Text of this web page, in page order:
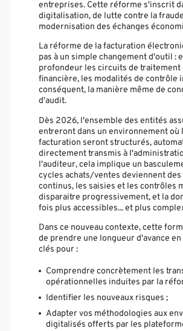
entreprises. Cette réforme s'inscrit
digitalisation, de lutte contre la fraude
modernisation des échanges
La réforme de la facturation
pas à un simple changement d'outil :
profondeur les circuits de
financière, les modalités de contrôle
conséquent, la manière même de
d'audit.
Dès 2026, l'ensemble des entités
entreront dans un environnement où
facturation seront structurés,
directement transmis à
l'auditeur, cela implique un
cycles achats/ventes deviennent
continus, les saisies et les contrôles
disparaitre progressivement, et la
fois plus accessibles... et plus
Dans ce nouveau contexte, cette
de prendre une longueur d'avance
clés pour :
Comprendre concrètement les
opérationnelles induites par la
Identifier les nouveaux risques ;
Adapter vos méthodologies aux
digitalisés offerts par les